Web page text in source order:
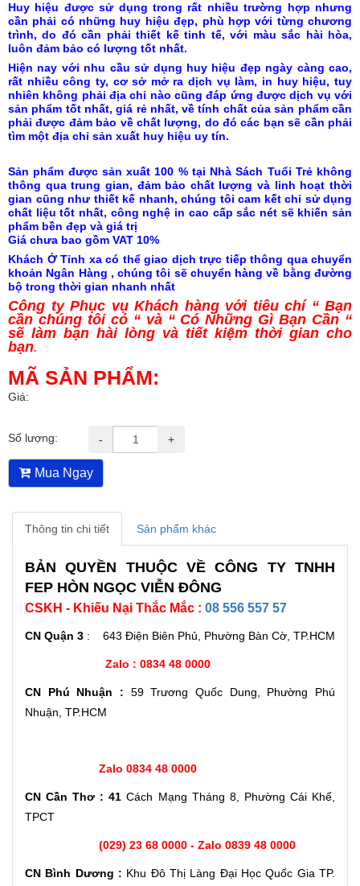
Huy hiệu được sử dụng trong rất nhiều trường hợp nhưng
cần phải có những huy hiệu đẹp, phù hợp với từng chương
trình, do đó cần phải thiết kế tinh tế, với màu sắc hài hòa,
luôn đảm bảo có lượng tốt nhất.
Hiện nay với nhu cầu sử dụng huy hiệu đẹp ngày càng cao,
rất nhiều công ty, cơ sở mở ra dịch vụ làm, in huy hiệu, tuy
nhiên không phải địa chỉ nào cũng đáp ứng được dịch vụ với
sản phẩm tốt nhất, giá rẻ nhất, về tính chất của sản phẩm cần
phải được đảm bảo về chất lượng, do đó các bạn sẽ cần phải
tìm một địa chỉ sản xuất huy hiệu uy tín.
Sản phẩm được sản xuất 100 % tại Nhà Sách Tuổi Trẻ không
thông qua trung gian, đảm bảo chất lượng và linh hoạt thời
gian cũng như thiết kế nhanh, chúng tôi cam kết chỉ sử dụng
chất liệu tốt nhất, công nghệ in cao cấp sắc nét sẽ khiến sản
phẩm bền đẹp và giá trị
Giá chưa bao gồm VAT 10%
Khách Ở Tỉnh xa có thể giao dịch trực tiếp thông qua chuyển
khoản Ngân Hàng , chúng tôi sẽ chuyển hàng về bằng đường
bộ trong thời gian nhanh nhất
Công ty Phục vụ Khách hàng với tiêu chí “ Bạn
cần chúng tôi có “ và “ Có Những Gì Bạn Cần “
sẽ làm bạn hài lòng và tiết kiệm thời gian cho
bạn.
MÃ SẢN PHẨM:
Giá:
Số lượng: - +
Mua Ngay
Thông tin chi tiết Sản phẩm khác
BẢN QUYỀN THUỘC VỀ CÔNG TY TNHH
FEP HÒN NGỌC VIỄN ĐÔNG
CSKH - Khiếu Nại Thắc Mắc : 08 556 557 57
CN Quận 3 : 643 Điện Biên Phủ, Phường Bàn Cờ, TP.HCM
Zalo : 0834 48 0000
CN Phú Nhuận : 59 Trương Quốc Dung, Phường Phú
Nhuận, TP.HCM
Zalo 0834 48 0000
CN Cần Thơ : 41 Cách Mạng Tháng 8, Phường Cái Khế,
TPCT
(029) 23 68 0000 - Zalo 0839 48 0000
CN Bình Dương : Khu Đô Thị Làng Đại Học Quốc Gia TP.